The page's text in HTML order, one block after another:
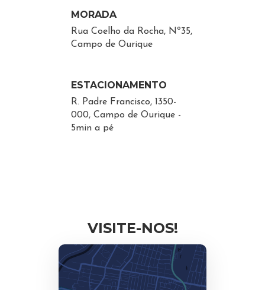
MORADA
Rua Coelho da Rocha, Nº35,
Campo de Ourique
ESTACIONAMENTO
R. Padre Francisco, 1350-
000, Campo de Ourique -
5min a pé
VISITE-NOS!